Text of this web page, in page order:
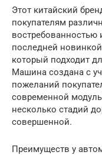
Этот китайский
покупателям
востребованностью
последней
который подходит
Машина создана с
пожеланий
современной
несколько стадий
совершенной.
Преимуществ у